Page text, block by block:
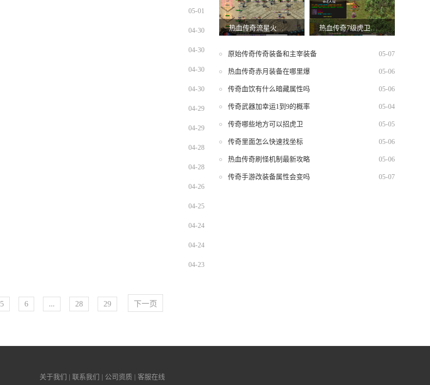
05-01
04-30
04-30
04-30
04-30
04-29
04-29
04-28
04-28
04-26
04-25
04-24
04-24
04-23
5 6 ... 28 29 下一页
热血传奇流星火雨任务攻略 热血传奇7级虎卫属性选择
原始传奇传奇装备和主宰装备 05-07
热血传奇赤月装备在哪里爆 05-06
传奇血饮有什么暗藏属性吗 05-06
传奇武器加幸运1到9的概率 05-04
传奇哪些地方可以招虎卫 05-05
传奇里面怎么快速找坐标 05-06
热血传奇刷怪机制最新攻略 05-06
传奇手游改装备属性会变吗 05-07
关于我们 | 联系我们 | 公司资质 | 客服在线